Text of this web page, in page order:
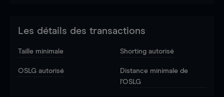
Les détails des transactions
Taille minimale Shorting autorisé
OSLG autorisé
Distance minimale de
l'OSLG